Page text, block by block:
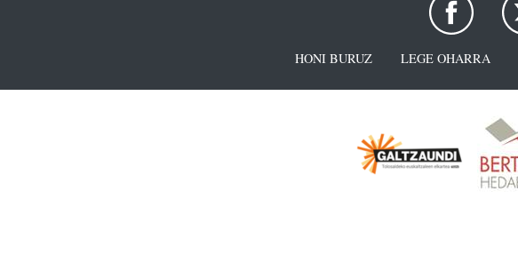
HONI BURUZ LEGE OHARRA